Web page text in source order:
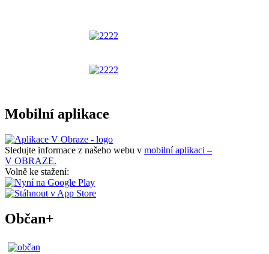
Mobilní aplikace
Sledujte informace z našeho webu v mobilní aplikaci –
V OBRAZE.
Volně ke stažení:
Občan+